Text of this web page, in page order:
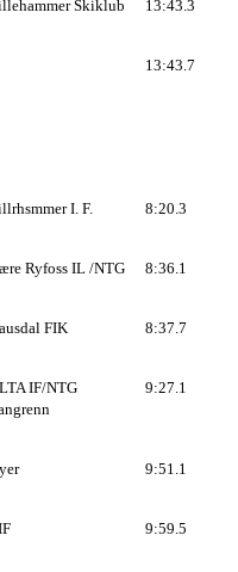
Skiklub 13:43.3
13:43.7
I. F. 8:20.3
Ryfoss IL /NTG 8:36.1
FIK 8:37.7
IF/NTG
9:27.1
9:51.1
9:59.5